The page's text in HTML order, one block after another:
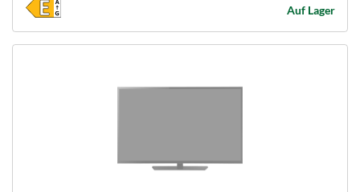
Auf Lager